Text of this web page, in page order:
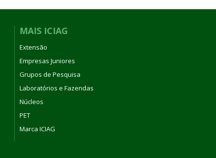
MAIS ICIAG
Extensão
Empresas Juniores
Grupos de Pesquisa
Laboratórios e Fazendas
Núcleos
PET
Marca ICIAG